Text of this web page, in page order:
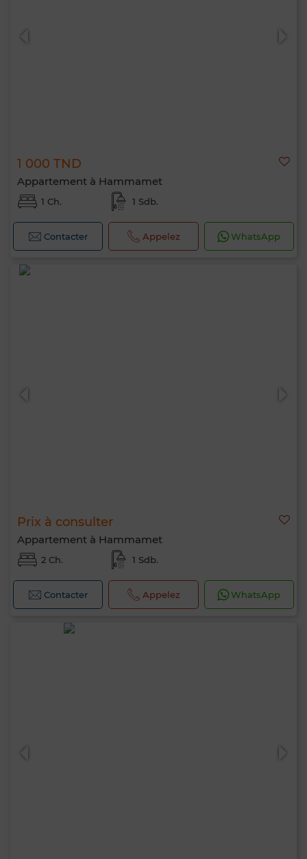
1 000 TND
Appartement à Hammamet
1 Ch. 1 Sdb.
Contacter Appelez WhatsApp
Prix à consulter
Appartement à Hammamet
2 Ch. 1 Sdb.
Contacter Appelez WhatsApp